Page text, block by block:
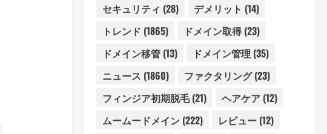
セキュリティ (28) デメリット (14)
トレンド (1865) ドメイン取得(23)
ドメイン移管(13) ドメイン管理 (35)
ニュース (1860) ファクタリング(23)
フィンジア初期脱毛(21) ヘアケア(12)
ムームードメイン(222) レビュー(12)